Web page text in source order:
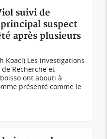
suivi de
suspect
après plusieurs
Koaci) Les investigations
Recherche et
ont abouti à
présenté comme le